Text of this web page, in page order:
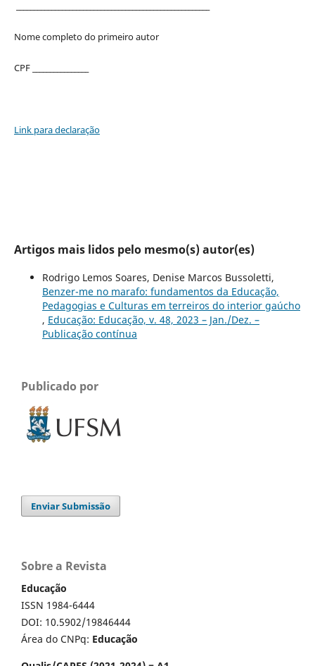
Nome completo do primeiro autor
CPF ________________
Link para declaração
Artigos mais lidos pelo mesmo(s) autor(es)
Rodrigo Lemos Soares, Denise Marcos Bussoletti,
Benzer-me no marafo: fundamentos da Educação,
Pedagogias e Culturas em terreiros do interior gaúcho
, Educação: Educação, v. 48, 2023 – Jan./Dez. –
Publicação contínua
Publicado por
Enviar Submissão
Sobre a Revista
Educação
ISSN 1984-6444
DOI: 10.5902/19846444
Área do CNPq: Educação